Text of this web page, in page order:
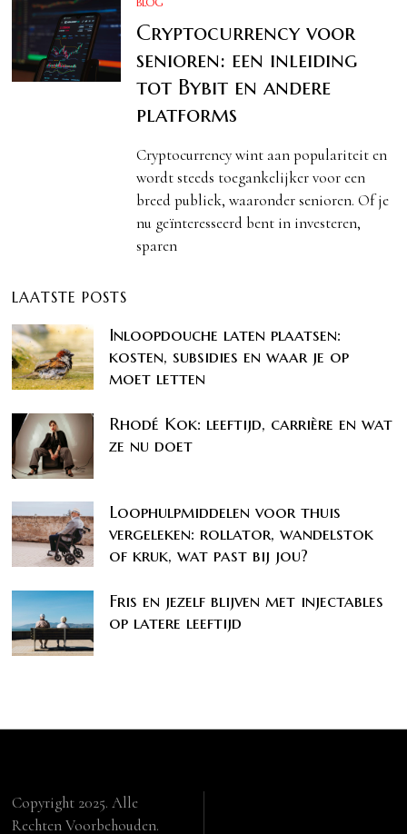
Cryptocurrency voor
senioren: een inleiding
tot Bybit en andere
platforms
Cryptocurrency wint aan populariteit en
wordt steeds toegankelijker voor een
breed publiek, waaronder senioren. Of je
nu geïnteresseerd bent in investeren,
sparen
LAATSTE POSTS
Inloopdouche laten plaatsen:
kosten, subsidies en waar je op
moet letten
Rhodé Kok: leeftijd, carrière en wat
ze nu doet
Loophulpmiddelen voor thuis
vergeleken: rollator, wandelstok
of kruk, wat past bij jou?
Fris en jezelf blijven met injectables
op latere leeftijd
Copyright 2025. Alle
Rechten Voorbehouden.